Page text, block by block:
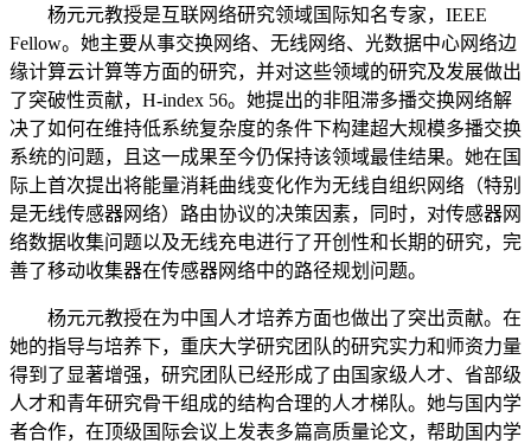
杨元元教授是互联网络研究领域国际知名专家，IEEE
Fellow。她主要从事交换网络、无线网络、光数据中心网络边
缘计算云计算等方面的研究，并对这些领域的研究及发展做出
了突破性贡献，H-index 56。她提出的非阻滞多播交换网络解
决了如何在维持低系统复杂度的条件下构建超大规模多播交换
系统的问题，且这一成果至今仍保持该领域最佳结果。她在国
际上首次提出将能量消耗曲线变化作为无线自组织网络（特别
是无线传感器网络）路由协议的决策因素，同时，对传感器网
络数据收集问题以及无线充电进行了开创性和长期的研究，完
善了移动收集器在传感器网络中的路径规划问题。
杨元元教授在为中国人才培养方面也做出了突出贡献。在
她的指导与培养下，重庆大学研究团队的研究实力和师资力量
得到了显著增强，研究团队已经形成了由国家级人才、省部级
人才和青年研究骨干组成的结构合理的人才梯队。她与国内学
者合作，在顶级国际会议上发表多篇高质量论文，帮助国内学